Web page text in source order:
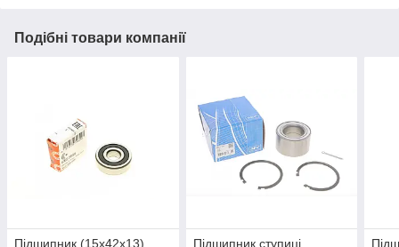
Подібні товари компанії
Підшипник (15x42x13)
Підшипник ступиці